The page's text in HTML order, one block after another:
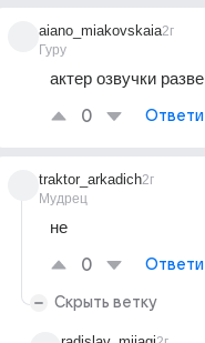
aiano_miakovskaia
Гуру
2г
актер озвучки
0
traktor_arkadich
Мудрец
2г
не
0
Скрыть ветку